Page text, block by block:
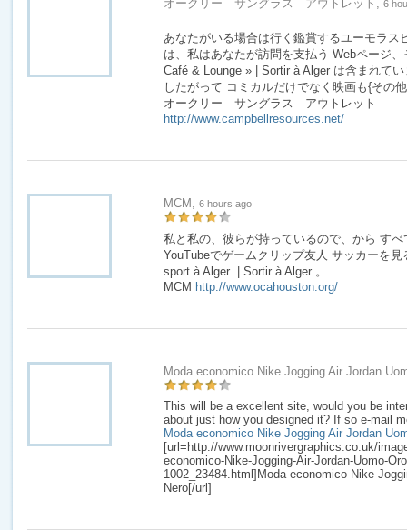
オークリー サングラス アウトレット, 6
あなたがいる場合は行く鑑賞するユーモラス
は、私はあなたが訪問を支払う Webページ
Café & Lounge » | Sortir à Alger は含まれて
したがって コミカルだけでなく映画も{その
オークリー サングラス アウトレット
http://www.campbellresources.net/
MCM, 6 hours ago
私と私の、彼らが持っているので、から す
YouTubeでゲームクリップ友人 サッカーを
sport à Alger | Sortir à Alger 。
MCM http://www.ocahouston.org/
Moda economico Nike Jogging Air Jordan
This will be a excellent site, would you be
about just how you designed it? If so e-mail
Moda economico Nike Jogging Air Jordan
[url=http://www.moonrivergraphics.co.uk/
economico-Nike-Jogging-Air-Jordan-Uomo-
1002_23484.html]Moda economico Nike
Nero[/url]